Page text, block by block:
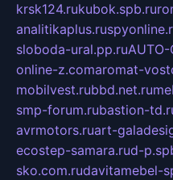
krsk124.rukubok.spb.ru
analitikaplus.ru
sloboda-ural.pp.ruAUTO-
online-z.comaromat-
mobilvest.rubbd.net.ru
smp-forum.rubastion-
avrmotors.ruart-
ecostep-samara.rud-
sko.com.rudavitamebel-